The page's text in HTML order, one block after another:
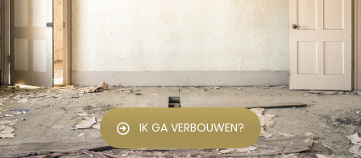
IK GA VERBOUWEN?